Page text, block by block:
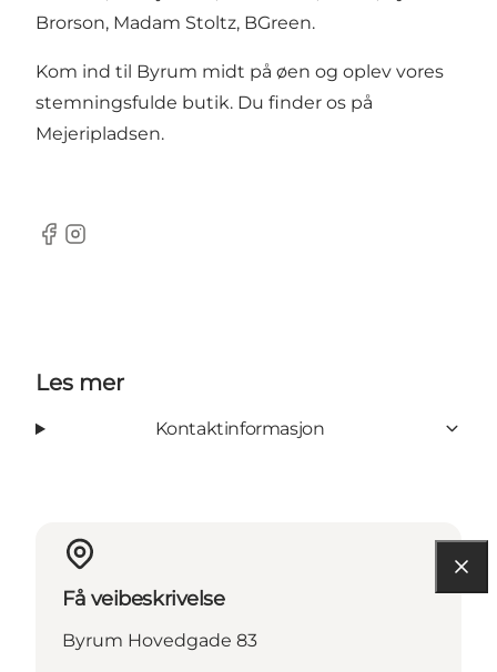
Brorson, Madam Stoltz, BGreen.
Kom ind til Byrum midt på øen og oplev vores
stemningsfulde butik. Du finder os på
Mejeripladsen.
Facebook
Instagram
Les mer
Kontaktinformasjon
Få veibeskrivelse
Byrum Hovedgade 83